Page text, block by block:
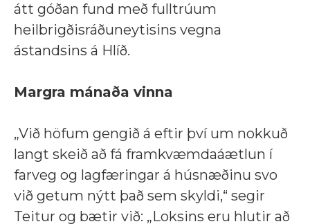
átt góðan fund með fulltrúum
heilbrigðisráðuneytisins vegna
ástandsins á Hlíð.
Margra mánaða vinna
„Við höfum gengið á eftir því um nokkuð
langt skeið að fá framkvæmdaáætlun í
farveg og lagfæringar á húsnæðinu svo
við getum nýtt það sem skyldi,“ segir
Teitur og bætir við: „Loksins eru hlutir að